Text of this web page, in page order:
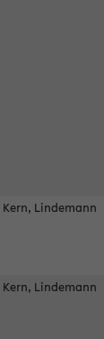
Kern, Lindemann
Kern, Lindemann